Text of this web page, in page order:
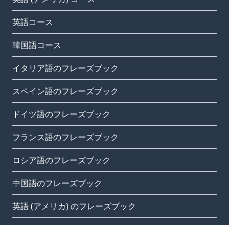
英語コース
韓国語コース
イタリア語のフレーズブック
スペイン語のフレーズブック
ドイツ語のフレーズブック
フランス語のフレーズブック
ロシア語のフレーズブック
中国語のフレーズブック
英語 (アメリカ) のフレーズブック